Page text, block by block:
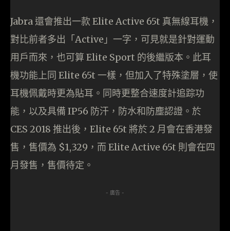
Jabra 還會推出一款 Elite Active 65t 真無線耳機，
對比前者多出「Active」一字，可見就是針對運動
用戶而來，也可算 Elite Sport 的後繼版本。此耳
機功能上同 Elite 65t 一樣，但加入了特殊塗層，使
耳機佩戴時更為貼耳。同時更整合速度計追踪功
能，以及具備 IP56 防汗，防水和防塵認證。於
CES 2018 推出後，Elite 65t 將於 2 月會在香港發
售，售價為 $1,329，而 Elite Active 65t 則會在四
月發售，售價待定。
- 廣告 -